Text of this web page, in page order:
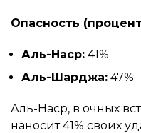
Опасность
Аль-Наср: 41%
Аль-Шарджа: 47%
Аль-Наср, в очных
наносит 41% своих